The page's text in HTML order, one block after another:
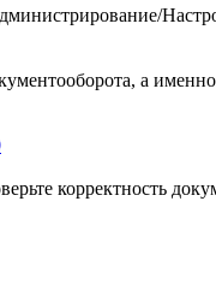
а
корректность